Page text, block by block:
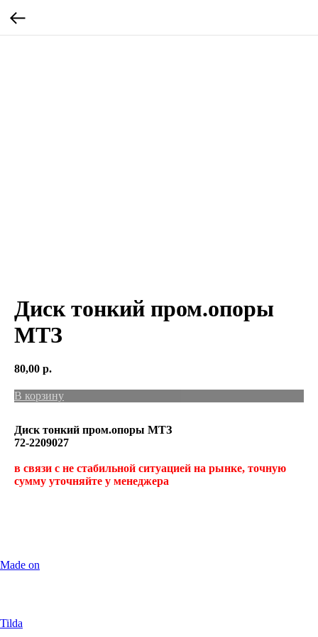
Диск тонкий пром.опоры
МТЗ
80,00 р.
В корзину
Диск тонкий пром.опоры МТЗ
72-2209027
в связи с не стабильной ситуацией на рынке, точную
сумму уточняйте у менеджера
Made on
Tilda